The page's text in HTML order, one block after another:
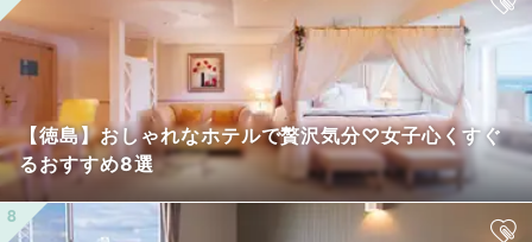
【徳島】おしゃれなホテルで贅沢気分♡女子心くすぐ
るおすすめ8選